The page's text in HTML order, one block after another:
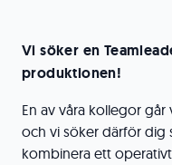
Vi söker en
produktionen!
En av våra kollegor
och vi söker därför dig
kombinera ett